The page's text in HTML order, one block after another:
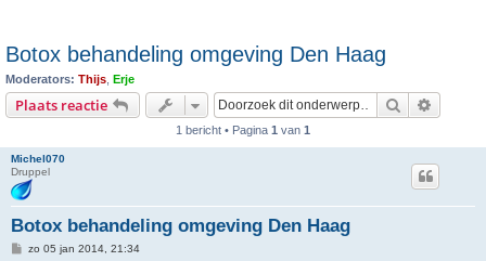
Botox behandeling omgeving Den Haag
Moderators: Thijs Erje
Plaats reactie Zoek
1 bericht • Pagina 1 van 1
Michel070
Druppel
Botox behandeling omgeving Den Haag
Bzo 05 jan 2014, 21:34